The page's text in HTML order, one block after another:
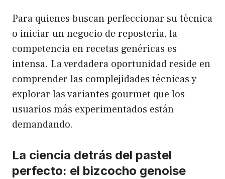
Para quienes buscan perfeccionar su técnica
o iniciar un negocio de repostería, la
competencia en recetas genéricas es
intensa. La verdadera oportunidad reside en
comprender las complejidades técnicas y
explorar las variantes gourmet que los
usuarios más experimentados están
demandando.
La ciencia detrás del pastel
perfecto: el bizcocho genoise